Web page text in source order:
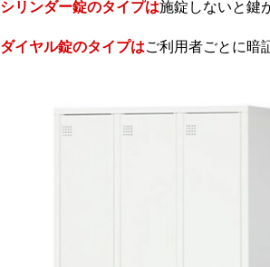
シリンダー錠のタイプは施錠しないと鍵
ダイヤル錠のタイプはご利用者ごとに暗